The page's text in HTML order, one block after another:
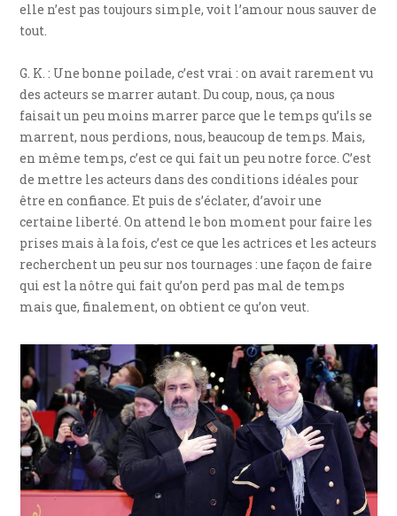
elle n’est pas toujours simple, voit l’amour nous sauver de
tout.
G. K. : Une bonne poilade, c’est vrai : on avait rarement vu
des acteurs se marrer autant. Du coup, nous, ça nous
faisait un peu moins marrer parce que le temps qu’ils se
marrent, nous perdions, nous, beaucoup de temps. Mais,
en même temps, c’est ce qui fait un peu notre force. C’est
de mettre les acteurs dans des conditions idéales pour
être en confiance. Et puis de s’éclater, d’avoir une
certaine liberté. On attend le bon moment pour faire les
prises mais à la fois, c’est ce que les actrices et les acteurs
recherchent un peu sur nos tournages : une façon de faire
qui est la nôtre qui fait qu’on perd pas mal de temps
mais que, finalement, on obtient ce qu’on veut.